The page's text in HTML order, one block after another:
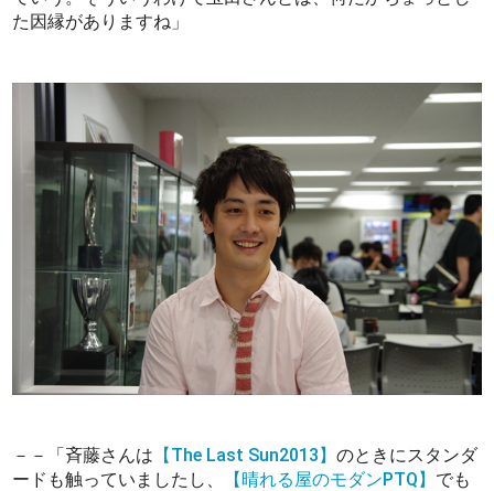
た因縁がありますね」
－－「斉藤さんは 【The Last Sun2013】のときにスタンダ
ードも触っていましたし、
【晴れる屋のモダンPTQ】 でも